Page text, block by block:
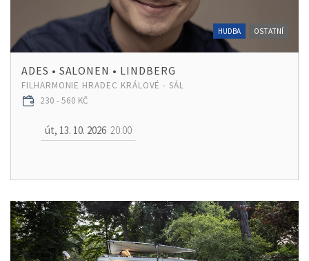
HUDBA OSTATNÍ
ADES • SALONEN • LINDBERG
FILHARMONIE HRADEC KRÁLOVÉ - SÁL
230 - 560 KČ
út, 13. 10. 2026 20:00